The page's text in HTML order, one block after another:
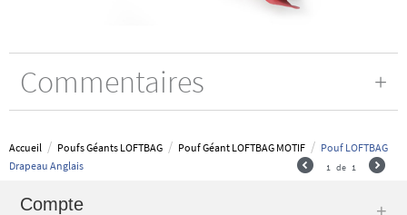
Commentaires
Accueil / Poufs Géants LOFTBAG / Pouf Géant LOFTBAG MOTIF / Pouf LOFTBAG
Drapeau Anglais
1 de 1
Compte